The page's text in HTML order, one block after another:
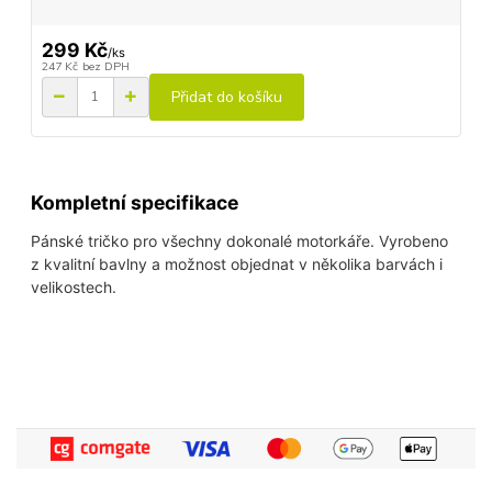
299 Kč/ks
247 Kč bez DPH
Přidat do košíku
Kompletní specifikace
Pánské tričko pro všechny dokonalé motorkáře. Vyrobeno
z kvalitní bavlny a možnost objednat v několika barvách i
velikostech.